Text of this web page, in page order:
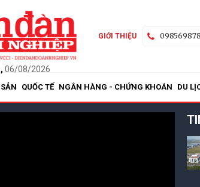
06/08/2026
GIỚI THIỆU
QUỐC TẾ NGÂN HÀNG - CHỨNG KHOÁN DU